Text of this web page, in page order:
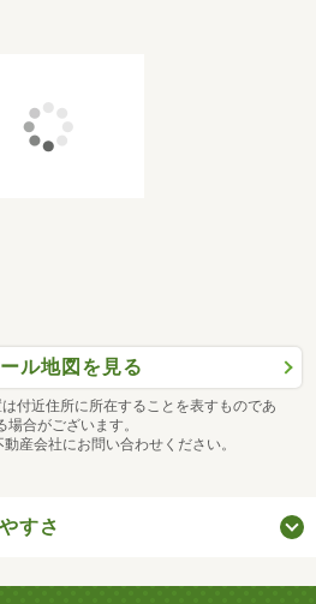
ル地図を見る
付近住所に所在することを表すものであ
合がございます。
産会社にお問い合わせください。
すさ